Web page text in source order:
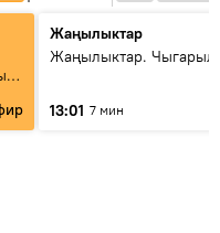
Жаңылыктар
Жаңылыктар.
13:01 7 мин